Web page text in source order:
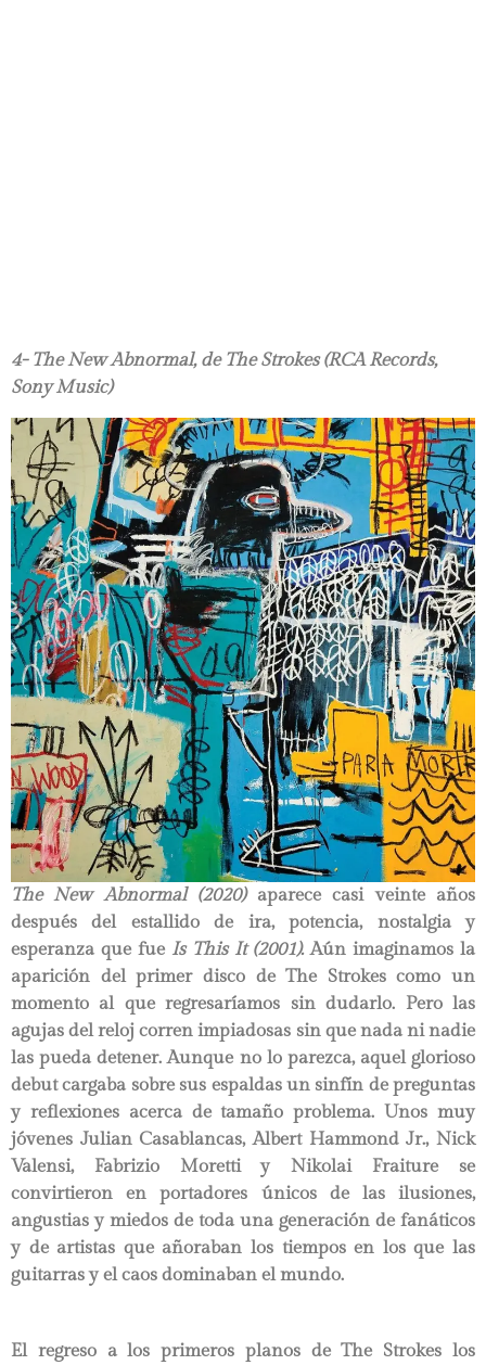
4- The New Abnormal, de The Strokes (RCA Records,
Sony Music)
The New Abnormal (2020) aparece casi veinte años
después del estallido de ira, potencia, nostalgia y
esperanza que fue Is This It (2001).Aún imaginamos la
aparición del primer disco de The Strokes como un
momento al que regresaríamos sin dudarlo. Pero las
agujas del reloj corren impiadosas sin que nada ni nadie
las pueda detener. Aunque no lo parezca, aquel glorioso
debut cargaba sobre sus espaldas un sinfín de preguntas
y reflexiones acerca de tamaño problema. Unos muy
jóvenes Julian Casablancas, Albert Hammond Jr., Nick
Valensi, Fabrizio Moretti y Nikolai Fraiture se
convirtieron en portadores únicos de las ilusiones,
angustias y miedos de toda una generación de fanáticos
y de artistas que añoraban los tiempos en los que las
guitarras y el caos dominaban el mundo.
El regreso a los primeros planos de The Strokes los